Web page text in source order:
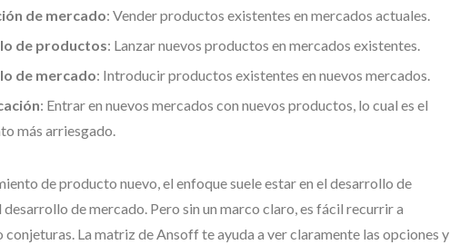
de mercado: Vender productos existentes en mercados actuales.
de productos: Lanzar nuevos productos en mercados existentes.
de mercado: Introducir productos existentes en nuevos mercados.
: Entrar en nuevos mercados con nuevos productos, lo cual es el
más arriesgado.
de producto nuevo, el enfoque suele estar en el desarrollo de
de mercado. Pero sin un marco claro, es fácil recurrir a
conjeturas. La matriz de Ansoff te ayuda a ver claramente las opciones y